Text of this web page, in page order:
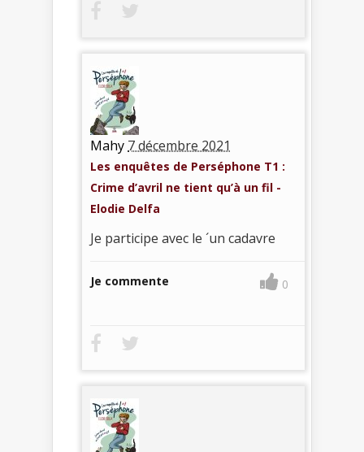
Mahy 7 décembre 2021
Les enquêtes de Perséphone T1 :
Crime d’avril ne tient qu’à un fil -
Elodie Delfa
Je participe avec le ´un cadavre
Je commente 0